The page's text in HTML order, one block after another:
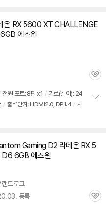
기
온 RX 5600 XT CHALLENGE
에즈윈
관
/ 전원 포트: 8핀 x1 / 가로(길이): 24
/ 출력단자: HDMI2.0, DP1.4 / 사
기
Gaming D2 라데온 RX 5
6GB 에즈윈
랜드로그
등록
관